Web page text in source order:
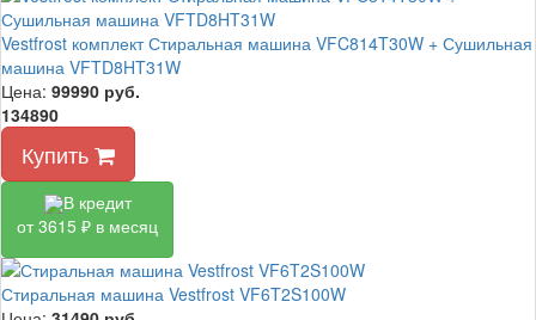
Vestfrost комплект Стиральная машина VFC814T30W + Сушильная
машина VFTD8HT31W
Цена: 99990 руб.
134890
Купить
В кредит
от 3615 ₽ в месяц
Стиральная машина Vestfrost VF6T2S100W